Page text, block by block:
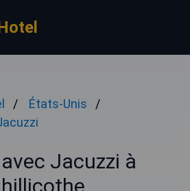
États-Unis
Jacuzzi à